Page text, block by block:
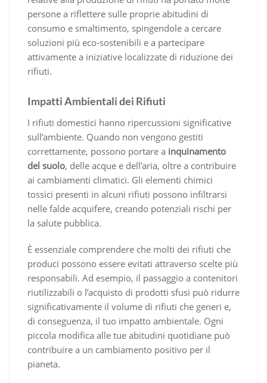
persone a riflettere sulle proprie abitudini di
consumo e smaltimento, spingendole a cercare
soluzioni più eco-sostenibili e a partecipare
attivamente a iniziative localizzate di riduzione dei
rifiuti.
Impatti Ambientali dei Rifiuti
I rifiuti domestici hanno ripercussioni significative
sull’ambiente. Quando non vengono gestiti
correttamente, possono portare a inquinamento
del suolo, delle acque e dell’aria, oltre a contribuire
ai cambiamenti climatici. Gli elementi chimici
tossici presenti in alcuni rifiuti possono infiltrarsi
nelle falde acquifere, creando potenziali rischi per
la salute pubblica.
È essenziale comprendere che molti dei rifiuti che
produci possono essere evitati attraverso scelte più
responsabili. Ad esempio, il passaggio a contenitori
riutilizzabili o l’acquisto di prodotti sfusi può ridurre
significativamente il volume di rifiuti che generi e,
di conseguenza, il tuo impatto ambientale. Ogni
piccola modifica alle tue abitudini quotidiane può
contribuire a un cambiamento positivo per il
pianeta.